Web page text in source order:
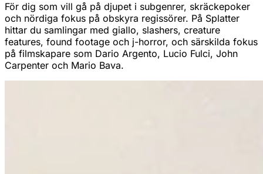
För dig som vill gå på djupet i subgenrer, skräckepoker
och nördiga fokus på obskyra regissörer. På Splatter
hittar du samlingar med giallo, slashers, creature
features, found footage och j-horror, och särskilda fokus
på filmskapare som Dario Argento, Lucio Fulci, John
Carpenter och Mario Bava.